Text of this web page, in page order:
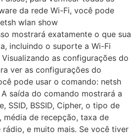
da rede Wi-Fi, você pode
wlan show
mostrará exatamente o que sua
incluindo o suporte a Wi-Fi
as configurações do
ver as configurações do
pode usar o comando: netsh
saída do comando mostrará a
SSID, BSSID, Cipher, o tipo de
média de recepção, taxa de
e muito mais. Se você tiver